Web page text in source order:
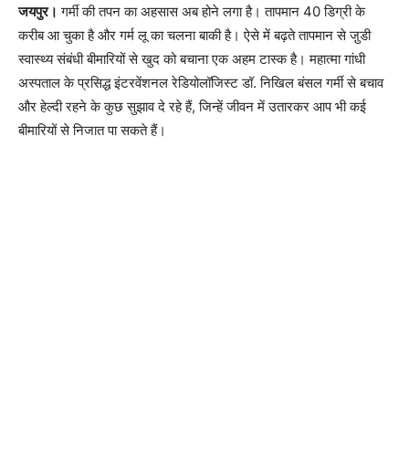
जयपुर। गर्मी की तपन का अहसास अब होने लगा है। तापमान 40 डिग्री के
करीब आ चुका है और गर्म लू का चलना बाकी है। ऐसे में बढ़ते तापमान से जु़डी
स्वास्थ्य संबंधी ​बीमारियों से खुद को बचाना एक अहम टास्क है। महात्मा गांधी
अस्पताल के प्रसिद्ध इंटरवेंशनल रेडियोलॉजिस्ट डॉ. निखिल बंसल गर्मी से बचाव
और हेल्दी रहने के कुछ सुझाव दे रहे हैं, जिन्हें जीवन में उतारकर आप भी कई
बीमारियों से निजात पा सकते हैं।